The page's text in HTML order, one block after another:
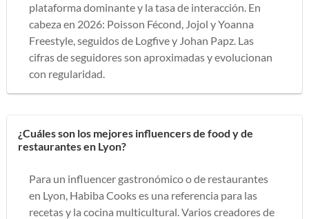
plataforma dominante y la tasa de interacción. En
cabeza en 2026: Poisson Fécond, Jojol y Yoanna
Freestyle, seguidos de Logfive y Johan Papz. Las
cifras de seguidores son aproximadas y evolucionan
con regularidad.
¿Cuáles son los mejores influencers de food y de
restaurantes en Lyon?
Para un influencer gastronómico o de restaurantes
en Lyon, Habiba Cooks es una referencia para las
recetas y la cocina multicultural. Varios creadores de